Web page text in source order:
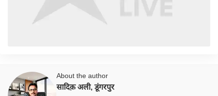
About the author
सादिक़ अली, डूंगरपुर